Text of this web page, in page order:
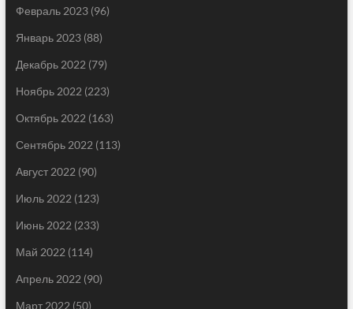
Февраль 2023(96)
Январь 2023(88)
Декабрь 2022 (79)
Ноябрь 2022 (223)
Октябрь 2022 (163)
Сентябрь 2022 (113)
Август 2022 (90)
Июль 2022 (123)
Июнь 2022 (233)
Май 2022 (114)
Апрель 2022 (90)
Март 2022 (50)